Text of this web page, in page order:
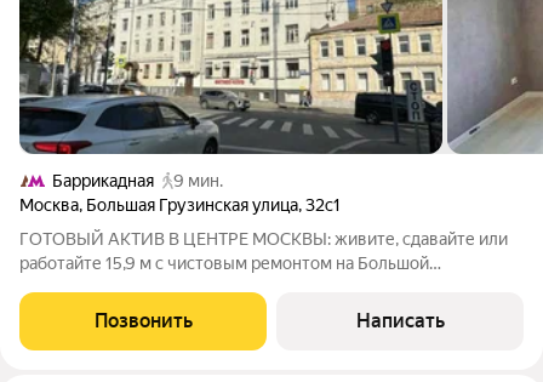
Баррикадная
9 мин.
Москва, Большая Грузинская улица,32с1
ГОТОВЫЙ АКТИВ В ЦЕНТРЕ МОСКВЫ: живите, сдавайте или
работайте 15,9 м с чистовым ремонтом на Большой
студия в двух минутах от Белорусской. Никаких пробок,
никакого ремонта просто въезжайте и
Позвонить Написать